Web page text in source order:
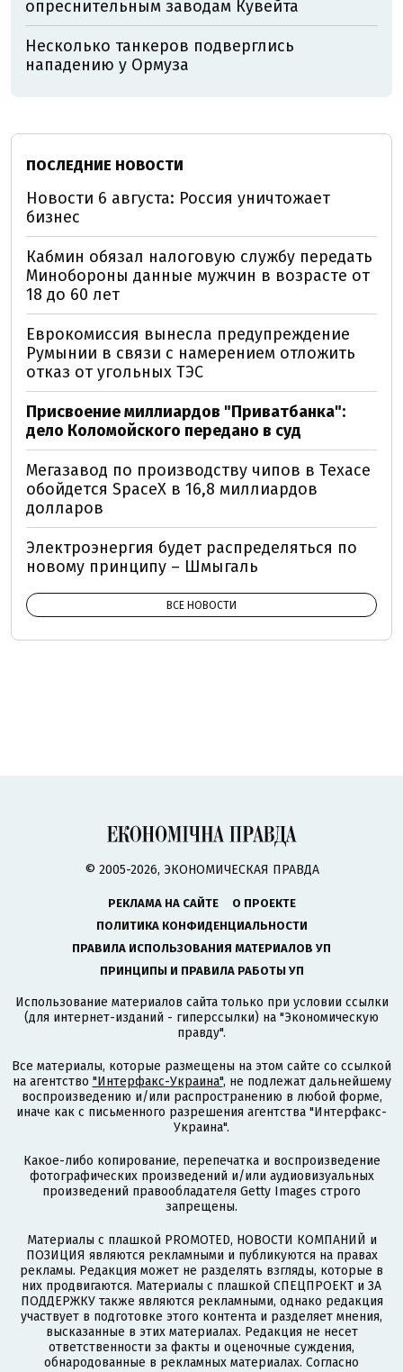
опреснительным заводам Кувейта
Несколько танкеров подверглись
нападению у Ормуза
ПОСЛЕДНИЕ НОВОСТИ
Новости 6 августа: Россия уничтожает
бизнес
Кабмин обязал налоговую службу передать
Минобороны данные мужчин в возрасте от
18 до 60 лет
Еврокомиссия вынесла предупреждение
Румынии в связи с намерением отложить
отказ от угольных ТЭС
Присвоение миллиардов "Приватбанка":
дело Коломойского передано в суд
Мегазавод по производству чипов в Техасе
обойдется SpaceX в 16,8 миллиардов
долларов
Электроэнергия будет распределяться по
новому принципу – Шмыгаль
ВСЕ НОВОСТИ
© 2005-2026, ЭКОНОМИЧЕСКАЯ ПРАВДА
РЕКЛАМА НА САЙТЕ
О ПРОЕКТЕ
ПОЛИТИКА КОНФИДЕНЦИАЛЬНОСТИ
ПРАВИЛА ИСПОЛЬЗОВАНИЯ МАТЕРИАЛОВ УП
ПРИНЦИПЫ И ПРАВИЛА РАБОТЫ УП
Использование материалов сайта только при условии ссылки
(для интернет-изданий - гиперссылки) на "Экономическую
правду".
Все материалы, которые размещены на этом сайте со ссылкой
на агентство "Интерфакс-Украина", не подлежат дальнейшему
воспроизведению и/или распространению в любой форме,
иначе как с письменного разрешения агентства "Интерфакс-
Украина".
Какое-либо копирование, перепечатка и воспроизведение
фотографических произведений и/или аудиовизуальных
произведений правообладателя Getty Images строго
запрещены.
Материалы с плашкой PROMOTED, НОВОСТИ КОМПАНИЙ и
ПОЗИЦИЯ являются рекламными и публикуются на правах
рекламы. Редакция может не разделять взгляды, которые в
них продвигаются. Материалы с плашкой СПЕЦПРОЕКТ и ЗА
ПОДДЕРЖКУ также являются рекламными, однако редакция
участвует в подготовке этого контента и разделяет мнения,
высказанные в этих материалах. Редакция не несет
ответственности за факты и оценочные суждения,
обнародованные в рекламных материалах. Согласно